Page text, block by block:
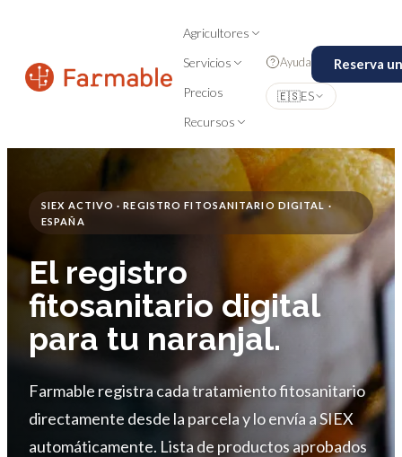
Agricultores
Servicios
Precios
Recursos
Ayuda Reserva
🇪🇸ES
SIEX ACTIVO · REGISTRO FITOSANITARIO DIGITAL ·
ESPAÑA
El registro
fitosanitario digital
para tu naranjal.
Farmable registra cada tratamiento fitosanitario
directamente desde la parcela y lo envía a SIEX
automáticamente. Lista de productos aprobados